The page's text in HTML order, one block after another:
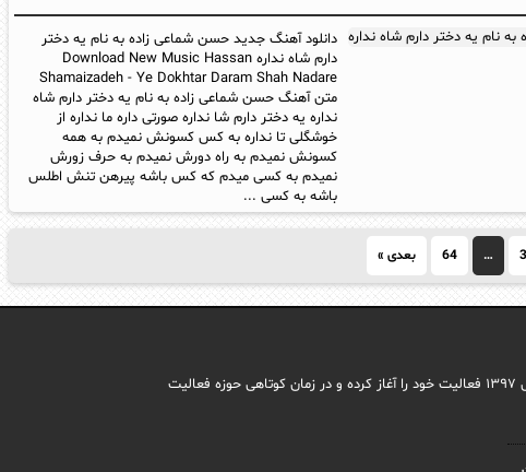
دانلود آهنگ جدید حسن شماعی زاده به نام یه دختر
دارم شاه نداره Download New Music Hassan
Shamaizadeh - Ye Dokhtar Daram Shah Nadare
متن آهنگ حسن شماعی زاده به نام یه دختر دارم شاه
نداره یه دختر دارم شا نداره صورتی داره ما نداره از
خوشگلی تا نداره به کس کسونش نمیدم به همه
کسونش نمیدم به راه دورش نمیدم به حرف زورش
نمیدم به کسی میدم که کس باشه پیرهن تنش اطلس
باشه به کسی ...
3
…
64 بعدی »
مجله اینترنتی ایما با هدف راه اندازی سایتی جامع در حوزه اجتماعی وب فارسی از سال ۱۳۹۷ فعالیت خود را آغاز کرده و در زمان کوتاهی حوزه فعالیت